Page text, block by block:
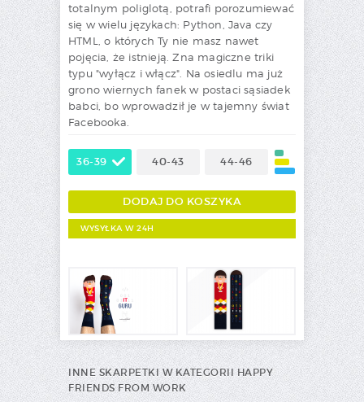
totalnym poliglotą, potrafi porozumiewać
się w wielu językach: Python, Java czy
HTML, o których Ty nie masz nawet
pojęcia, że istnieją. Zna magiczne triki
typu "wyłącz i włącz". Na osiedlu ma już
grono wiernych fanek w postaci sąsiadek
babci, bo wprowadził je w tajemny świat
Facebooka.
36-39 40-43 44-46
WYSYŁKA W 24H
INNE SKARPETKI W KATEGORII HAPPY
FRIENDS FROM WORK